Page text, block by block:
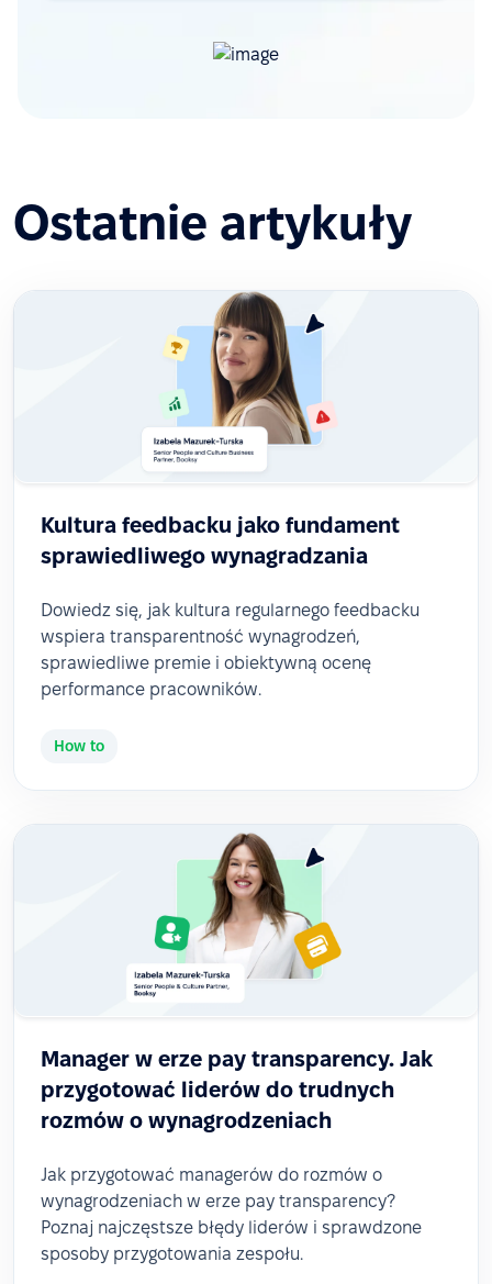
Ostatnie artykuły
Kultura feedbacku jako fundament
sprawiedliwego wynagradzania
Dowiedz się, jak kultura regularnego feedbacku
wspiera transparentność wynagrodzeń,
sprawiedliwe premie i obiektywną ocenę
performance pracowników.
How to
Manager w erze pay transparency. Jak
przygotować liderów do trudnych
rozmów o wynagrodzeniach
Jak przygotować managerów do rozmów o
wynagrodzeniach w erze pay transparency?
Poznaj najczęstsze błędy liderów i sprawdzone
sposoby przygotowania zespołu.